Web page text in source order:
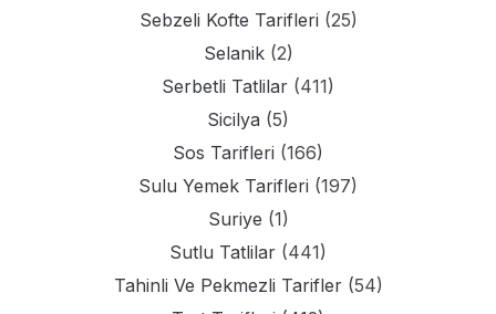
Sebzeli Kofte Tarifleri (25)
Selanik(2)
Serbetli Tatlilar (411)
Sicilya (5)
Sos Tarifleri (166)
Sulu Yemek Tarifleri (197)
Suriye (1)
Sutlu Tatlilar (441)
Tahinli Ve Pekmezli Tarifler(54)